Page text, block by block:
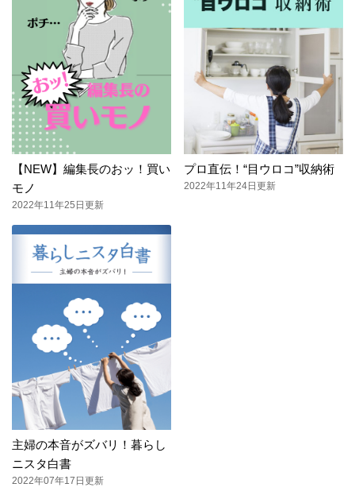
【NEW】編集長のおッ！買い
モノ
2022年11年25日更新
プロ直伝！“目ウロコ”収納術
2022年11年24日更新
主婦の本音がズバリ！暮らし
ニスタ白書
2022年07年17日更新